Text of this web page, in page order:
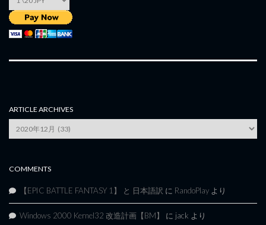
ARTICLE ARCHIVES
Archives
COMMENTS
【EPIC BATTLE FANTASY 1】 と 日本語訳 に RandoPlay より
Windows 2000 Kernel32 改造計画【BM】 に jack より